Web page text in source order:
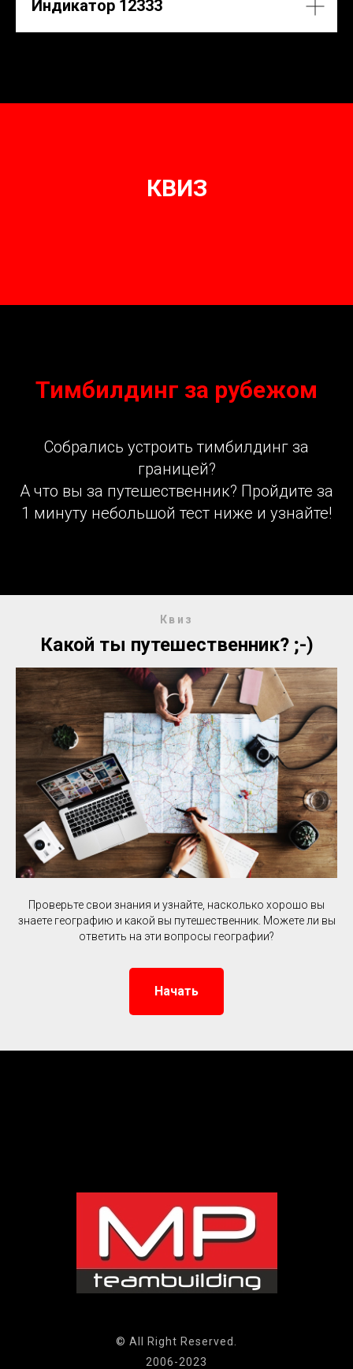
Индикатор 12333
КВИЗ
Тимбилдинг за рубежом
Собрались устроить тимбилдинг за
границей?
А что вы за путешественник? Пройдите за
1 минуту небольшой тест ниже и узнайте!
Квиз
Какой ты путешественник? ;-)
Проверьте свои знания и узнайте, насколько хорошо вы
знаете географию и какой вы путешественник. Можете ли вы
ответить на эти вопросы географии?
Начать
© All Right Reserved.
2006-2023